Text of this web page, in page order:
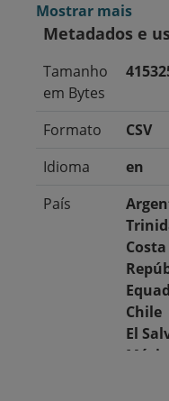
Mostrar mais
Metadados e
Tamanho
em Bytes
Formato
CSV
Idioma
en
País
Chile
El
México